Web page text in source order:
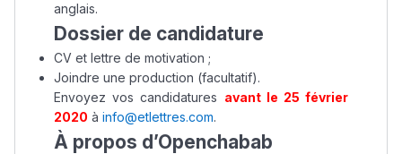
anglais.
Dossier de candidature
CV et lettre de motivation ;
Joindre une production (facultatif).
Envoyez vos candidatures avant le 25 février
2020 à info@etlettres.com.
À propos d’Openchabab